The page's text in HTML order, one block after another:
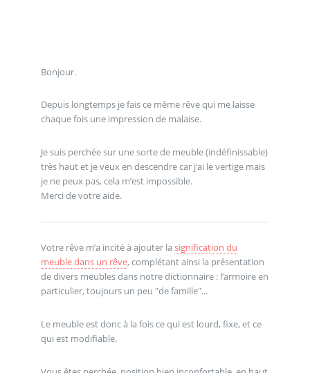
Bonjour.
Depuis longtemps je fais ce même rêve qui me laisse
chaque fois une impression de malaise.
Je suis perchée sur une sorte de meuble (indéfinissable)
très haut et je veux en descendre car j’ai le vertige mais
je ne peux pas, cela m’est impossible.
Merci de votre aide.
Votre rêve m’a incité à ajouter la signification du
meuble dans un rêve, complétant ainsi la présentation
de divers meubles dans notre dictionnaire : l’armoire en
particulier, toujours un peu "de famille"...
Le meuble est donc à la fois ce qui est lourd, fixe, et ce
qui est modifiable.